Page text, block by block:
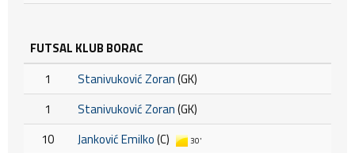
FUTSAL KLUB BORAC
1
Stanivuković Zoran(GK)
1
Stanivuković Zoran(GK)
10
Janković Emilko(C) 30'